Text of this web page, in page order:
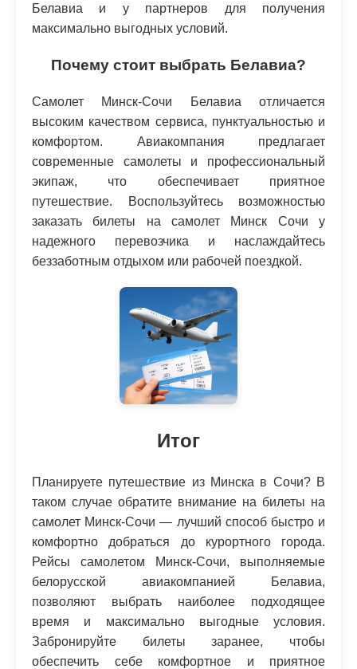
Белавиа и у партнеров для получения
максимально выгодных условий.
Почему стоит выбрать Белавиа?
Самолет Минск-Сочи Белавиа отличается
высоким качеством сервиса, пунктуальностью и
комфортом. Авиакомпания предлагает
современные самолеты и профессиональный
экипаж, что обеспечивает приятное
путешествие. Воспользуйтесь возможностью
заказать билеты на самолет Минск Сочи у
надежного перевозчика и наслаждайтесь
беззаботным отдыхом или рабочей поездкой.
Итог
Планируете путешествие из Минска в Сочи? В
таком случае обратите внимание на билеты на
самолет Минск-Сочи — лучший способ быстро и
комфортно добраться до курортного города.
Рейсы самолетом Минск-Сочи, выполняемые
белорусской авиакомпанией Белавиа,
позволяют выбрать наиболее подходящее
время и максимально выгодные условия.
Забронируйте билеты заранее, чтобы
обеспечить себе комфортное и приятное